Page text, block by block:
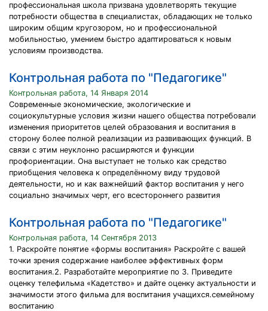
профессиональная школа призвана удовлетворять текущие
потребности общества в специалистах, обладающих не только
широким общим кругозором, но и профессиональной
мобильностью, умением быстро адаптироваться к новым
условиям производства.
Контрольная работа по "Педагогике"
Контрольная работа, 14 Января 2014
Современные экономические, экологические и
социокультурные условия жизни нашего общества потребовали
изменения приоритетов целей образования и воспитания в
сторону более полной реализации из развивающих функций. В
связи с этим неуклонно расширяются и функции
профориентации. Она выступает не только как средство
приобщения человека к определённому виду трудовой
деятельности, но и как важнейший фактор воспитания у него
социально значимых черт, его всестороннего развития
Контрольная работа по "Педагогике"
Контрольная работа, 14 Сентября 2013
1. Раскройте понятие «формы воспитания» Раскройте с вашей
точки зрения содержание наиболее эффективных форм
воспитания.2. Разработайте мероприятие по 3. Приведите
оценку телефильма «Кадетство» и дайте оценку актуальности и
значимости этого фильма для воспитания учащихся.семейному
воспитанию